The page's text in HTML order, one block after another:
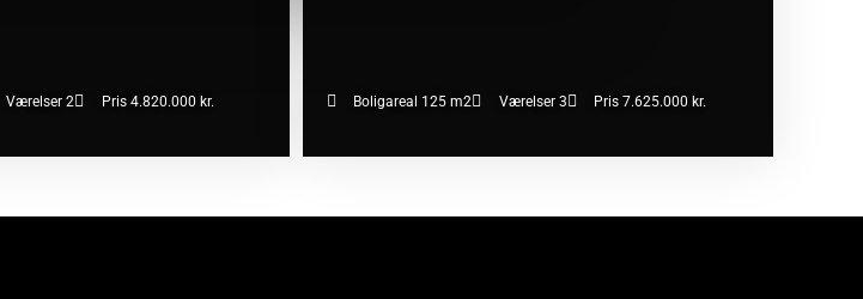
Værelser 2 Pris 4.820.000 kr. Boligareal 125 m2 Værelser 3 Pris 7.625.000 kr.